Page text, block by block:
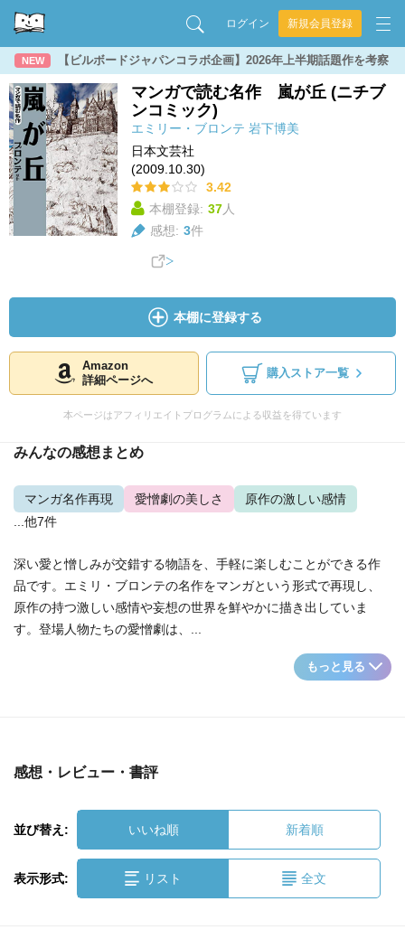
ログイン 新規会員登録
NEW 【ビルボードジャパンコラボ企画】2026年上半期話題作を考察
マンガで読む名作 嵐が丘 (ニチブ
ンコミック)
エミリー・ブロンテ 岩下博美
日本文芸社
(2009.10.30)
3.42
本棚登録: 37人
感想: 3件
本棚に登録する
Amazon
詳細ページへ
購入ストア一覧
本ページはアフィリエイトプログラムによる収益を得ています
みんなの感想まとめ
マンガ名作再現 愛憎劇の美しさ
原作の激しい感情
...他7件
深い愛と憎しみが交錯する物語を、手軽に楽しむことができる作
品です。エミリ・ブロンテの名作をマンガという形式で再現し、
原作の持つ激しい感情や妄想の世界を鮮やかに描き出していま
す。登場人物たちの愛憎劇は、...
もっと見る
感想・レビュー・書評
並び替え: いいね順 新着順
表示形式: リスト 全文